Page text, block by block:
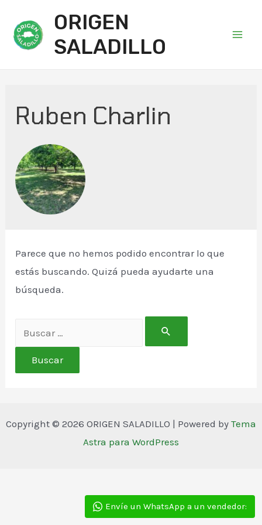
ORIGEN
SALADILLO
Ruben Charlin
Parece que no hemos podido encontrar lo que
estás buscando. Quizá pueda ayudarte una
búsqueda.
Copyright © 2026 ORIGEN SALADILLO | Powered by Tema
Astra para WordPress
Envíe un WhatsApp a un vendedor: